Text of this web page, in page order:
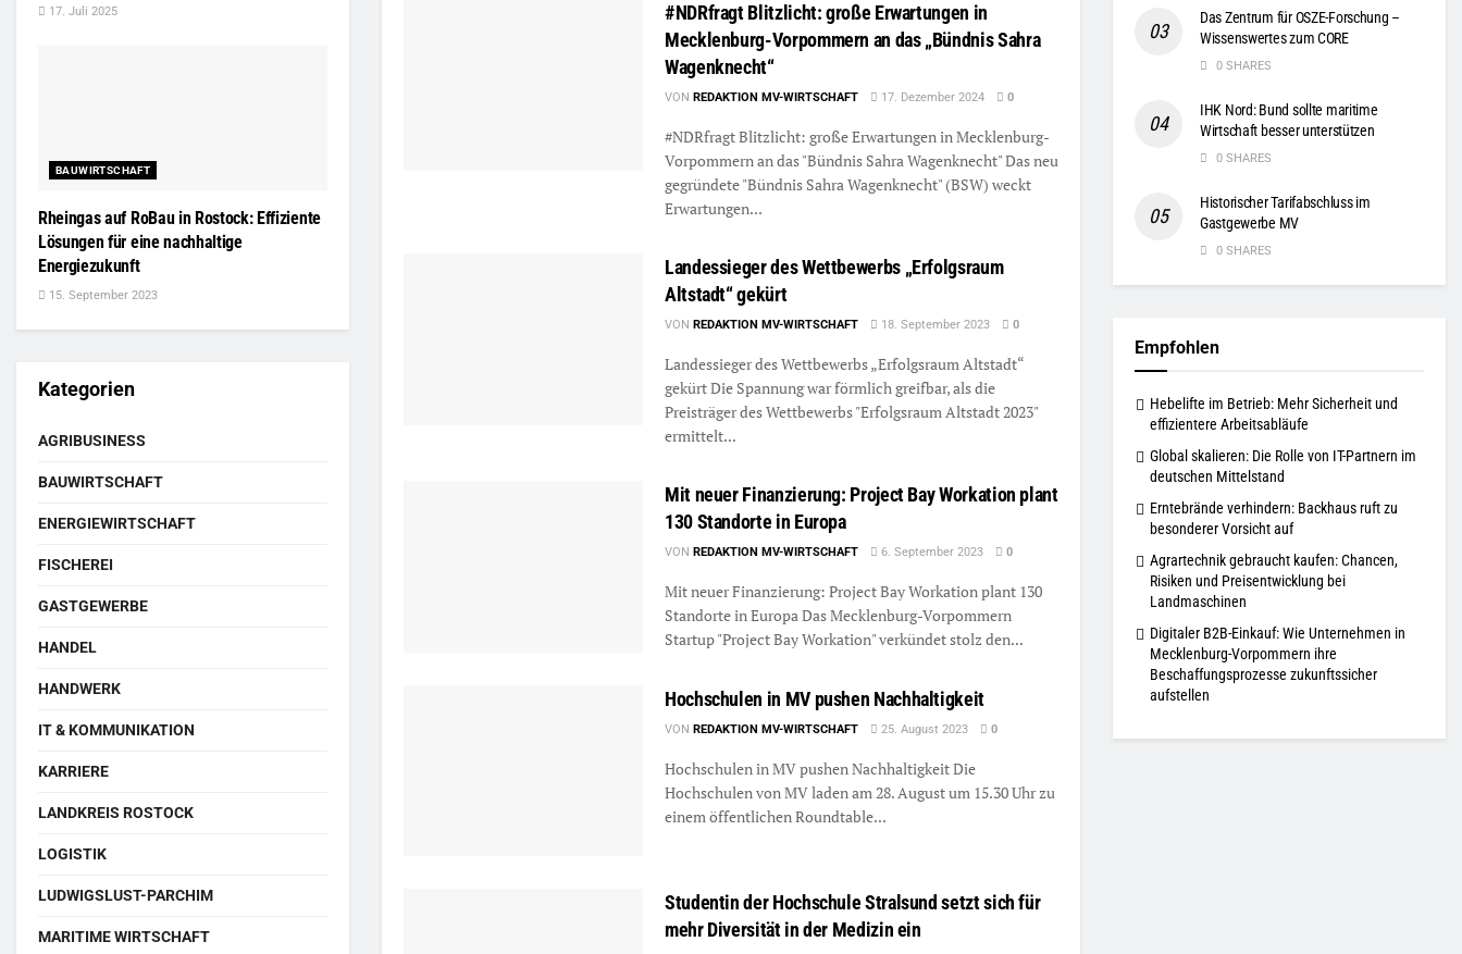
#NDRfragt Blitzlicht: große Erwartungen in
Mecklenburg-Vorpommern an das „Bündnis Sahra
Wagenknecht“
VON REDAKTION MV-WIRTSCHAFT 17. Dezember 2024 0
#NDRfragt Blitzlicht: große Erwartungen in Mecklenburg-
Vorpommern an das "Bündnis Sahra Wagenknecht" Das neu
gegründete "Bündnis Sahra Wagenknecht" (BSW) weckt
Erwartungen...
Landessieger des Wettbewerbs „Erfolgsraum
Altstadt“ gekürt
VON REDAKTION MV-WIRTSCHAFT 18. September 2023 0
Landessieger des Wettbewerbs „Erfolgsraum Altstadt“
gekürt Die Spannung war förmlich greifbar, als die
Preisträger des Wettbewerbs "Erfolgsraum Altstadt 2023"
ermittelt...
Mit neuer Finanzierung: Project Bay Workation plant
130 Standorte in Europa
VON REDAKTION MV-WIRTSCHAFT 6. September 2023 0
Mit neuer Finanzierung: Project Bay Workation plant 130
Standorte in Europa Das Mecklenburg-Vorpommern
Startup "Project Bay Workation" verkündet stolz den...
Hochschulen in MV pushen Nachhaltigkeit
VON REDAKTION MV-WIRTSCHAFT 25. August 2023 0
Hochschulen in MV pushen Nachhaltigkeit Die
Hochschulen von MV laden am 28. August um 15.30 Uhr zu
einem öffentlichen Roundtable...
Studentin der Hochschule Stralsund setzt sich für
mehr Diversität in der Medizin ein
17. Juli 2025
BAUWIRTSCHAFT
Rheingas auf RoBau in Rostock: Effiziente
Lösungen für eine nachhaltige
Energiezukunft
15. September 2023
Kategorien
AGRIBUSINESS
BAUWIRTSCHAFT
ENERGIEWIRTSCHAFT
FISCHEREI
GASTGEWERBE
HANDEL
HANDWERK
IT & KOMMUNIKATION
KARRIERE
LANDKREIS ROSTOCK
LOGISTIK
LUDWIGSLUST-PARCHIM
MARITIME WIRTSCHAFT
Das Zentrum für OSZE-Forschung –
Wissenswertes zum CORE
0 SHARES
IHK Nord: Bund sollte maritime
Wirtschaft besser unterstützen
0 SHARES
Historischer Tarifabschluss im
Gastgewerbe MV
0 SHARES
Empfohlen
Hebelifte im Betrieb: Mehr Sicherheit und
effizientere Arbeitsabläufe
Global skalieren: Die Rolle von IT-Partnern im
deutschen Mittelstand
Erntebrände verhindern: Backhaus ruft zu
besonderer Vorsicht auf
Agrartechnik gebraucht kaufen: Chancen,
Risiken und Preisentwicklung bei
Landmaschinen
Digitaler B2B-Einkauf: Wie Unternehmen in
Mecklenburg-Vorpommern ihre
Beschaffungsprozesse zukunftssicher
aufstellen